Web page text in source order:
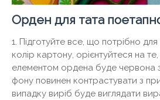
Орден для тата
1. Підготуйте все, що потрібно
колір картону, орієнтуйтеся на
елементом ордена буде червона
фону повинен контрастувати з
випадку виріб буде виглядати